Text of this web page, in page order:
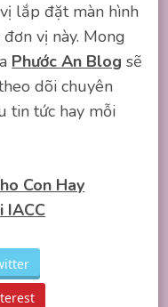
lắp đặt màn hình
vị này. Mong
Phước An Blog sẽ
dõi chuyên
tin tức hay mỗi
Con Hay
IACC